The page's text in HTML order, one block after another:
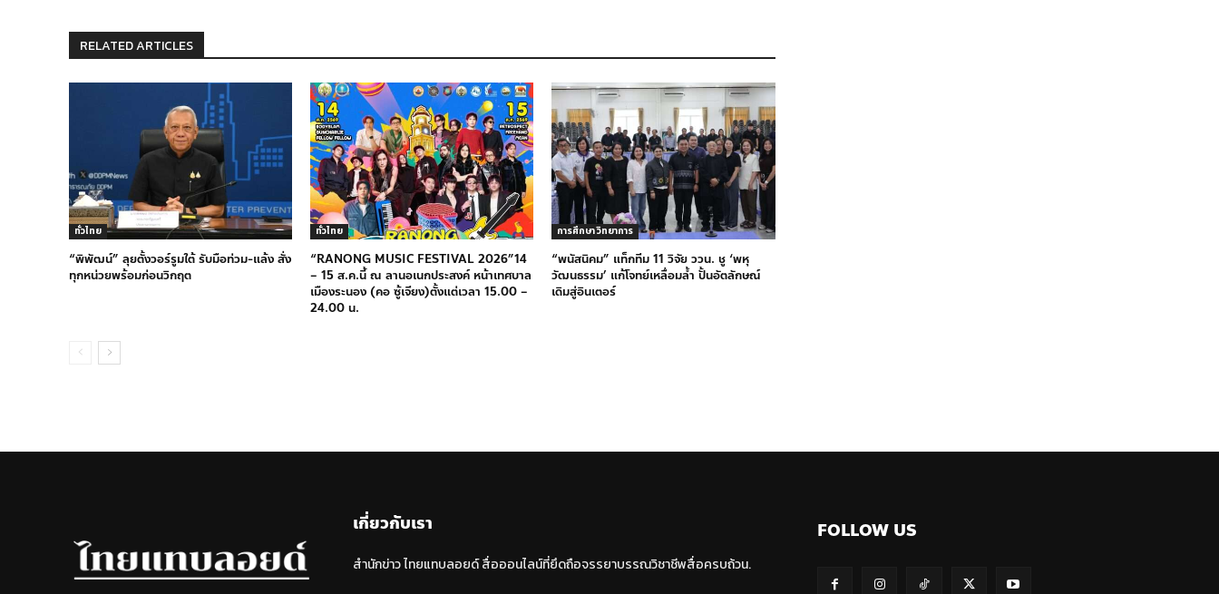
RELATED ARTICLES
ทั่วไทย
“พิพัฒน์” ลุยตั้งวอร์รูมใต้ รับมือท่วม-แล้ง สั่ง
ทุกหน่วยพร้อมก่อนวิกฤต
ทั่วไทย
“RANONG MUSIC FESTIVAL 2026”14
– 15 ส.ค.นี้ ณ ลานอเนกประสงค์ หน้าเทศบาล
เมืองระนอง (คอ ซู้เจียง)ตั้งแต่เวลา 15.00 –
24.00 น.
การศึกษา วิทยาการ
“พนัสนิคม” แท็กทีม 11 วิจัย ววน. ชู ‘พหุ
วัฒนธรรม’ แก้โจทย์เหลื่อมล้ำ ปั้นอัตลักษณ์
เดิมสู่อินเตอร์
เกี่ยวกับเรา
สำนักข่าว ไทยแทบลอยด์ สื่อออนไลน์ที่ยึดถือจรรยาบรรณวิชาชีพสื่อครบถ้วน.
FOLLOW US